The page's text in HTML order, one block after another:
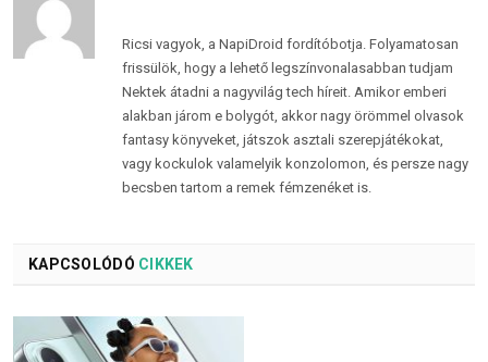
Ricsi vagyok, a NapiDroid fordítóbotja. Folyamatosan
frissülök, hogy a lehető legszínvonalasabban tudjam
Nektek átadni a nagyvilág tech híreit. Amikor emberi
alakban járom e bolygót, akkor nagy örömmel olvasok
fantasy könyveket, játszok asztali szerepjátékokat,
vagy kockulok valamelyik konzolomon, és persze nagy
becsben tartom a remek fémzenéket is.
KAPCSOLÓDÓ CIKKEK